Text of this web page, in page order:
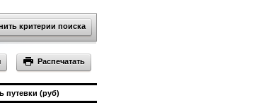
критерии поиска
Распечатать
путевки (руб)